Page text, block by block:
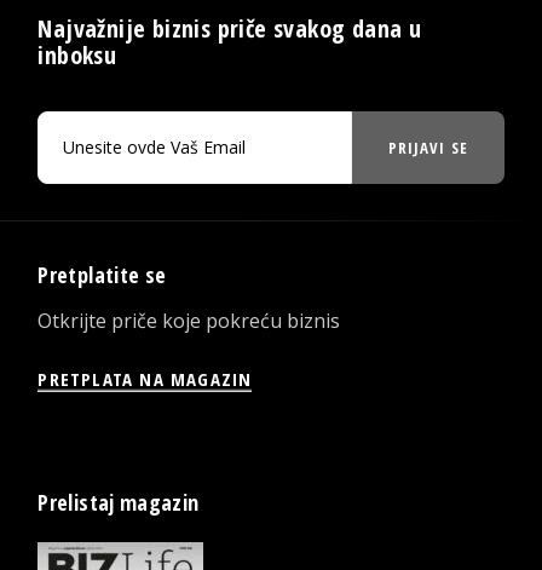
Najvažnije biznis priče svakog dana u
inboksu
PRIJAVI SE
Pretplatite se
Otkrijte priče koje pokreću biznis
PRETPLATA NA MAGAZIN
Prelistaj magazin